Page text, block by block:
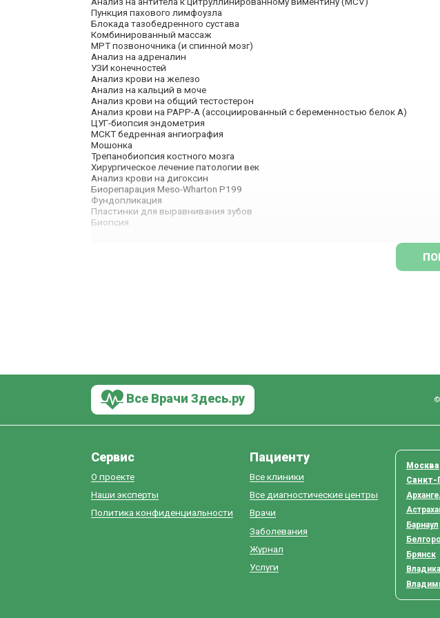
Пункция пахового лимфоузла
Блокада тазобедренного сустава
Комбинированный массаж
МРТ позвоночника (и спинной мозг)
Анализ на адреналин
УЗИ конечностей
Анализ крови на железо
Анализ на кальций в моче
Анализ крови на общий тестостерон
Анализ крови на PAPP-A (ассоциированный с беременностью белок А)
ЦУГ-биопсия эндометрия
МСКТ бедренная ангиография
Мошонка
Трепанобиопсия костного мозга
Хирургическое лечение патологии век
Анализ крови на дигоксин
Биорепарация Meso-Wharton P199
Фундопликация
Пластинки для выравнивания зубов
Биопсия
Все Врачи Здесь.ру ©
Сервис
О проекте
Наши эксперты
Политика конфиденциальности
Пациенту
Все клиники
Все диагностические центры
Врачи
Заболевания
Журнал
Услуги
Москва
Санкт-
Барнаул
Брянск